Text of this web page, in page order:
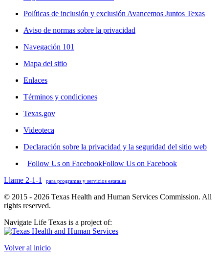
Políticas de inclusión y exclusión Avancemos Juntos Texas
Aviso de normas sobre la privacidad
Navegación 101
Mapa del sitio
Enlaces
Términos y condiciones
Texas.gov
Videoteca
Declaración sobre la privacidad y la seguridad del sitio web
Follow Us on FacebookFollow Us on Facebook
Llame 2-1-1
para programas y servicios estatales
© 2015 - 2026 Texas Health and Human Services Commission. All
rights reserved.
Navigate Life Texas is a project of:
Volver al inicio